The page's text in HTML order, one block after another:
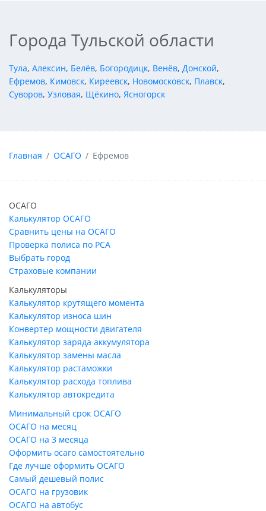
Города Тульской области
Тула, Алексин, Белёв, Богородицк, Венёв, Донской,
Ефремов, Кимовск, Киреевск, Новомосковск, Плавск,
Суворов, Узловая, Щёкино, Ясногорск
Главная ОСАГО Ефремов
ОСАГО
Калькулятор ОСАГО
Сравнить цены на ОСАГО
Проверка полиса по РСА
Выбрать город
Страховые компании
Калькуляторы
Калькулятор крутящего момента
Калькулятор износа шин
Конвертер мощности двигателя
Калькулятор заряда аккумулятора
Калькулятор замены масла
Калькулятор растаможки
Калькулятор расхода топлива
Калькулятор автокредита
Минимальный срок ОСАГО
ОСАГО на месяц
ОСАГО на 3 месяца
Оформить осаго самостоятельно
Где лучше оформить ОСАГО
Самый дешевый полис
ОСАГО на грузовик
ОСАГО на автобус